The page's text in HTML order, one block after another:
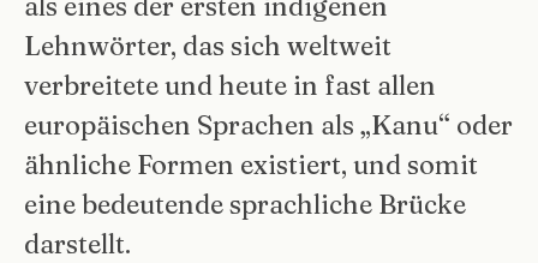
Lehnwörter, das sich weltweit
verbreitete und heute in fast allen
europäischen Sprachen als „Kanu“ oder
ähnliche Formen existiert, und somit
eine bedeutende sprachliche Brücke
darstellt.